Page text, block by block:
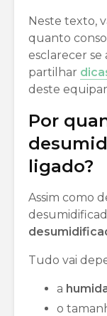
Neste texto,
quanto
esclarecer
partilhar
deste
Por
ligado?
Assim como
Tudo vai
a
o